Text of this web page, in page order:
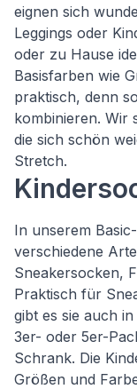
eignen sich
Leggings oder
oder zu Hause
Basisfarben wie
praktisch, denn
kombinieren. Wir
die sich schön
Stretch.
In unserem
verschiedene
Sneakersocken,
Praktisch für
gibt es sie auch
3er- oder 5er-
Schrank. Die
Größen und